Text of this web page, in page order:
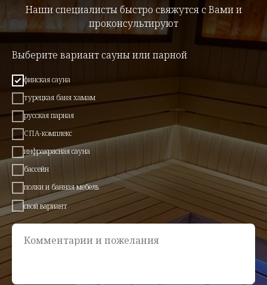
Наши специалисты быстро свяжутся с Вами и
проконсультируют
Выберите вариант сауны или парной
финская сауна
турецкая баня хамам
русская парная
СПА-комплекс
инфракрасная сауна
бассейн
полки и банная мебель
свой вариант
Комментарии и пожелания